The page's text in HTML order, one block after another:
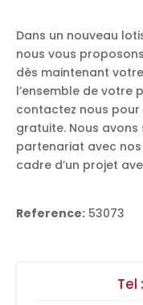
Dans un nouveau
nous vous
dès maintenant
l’ensemble de votre
contactez nous
gratuite. Nous
partenariat avec
cadre d’un projet
Reference: 53073
Tel :